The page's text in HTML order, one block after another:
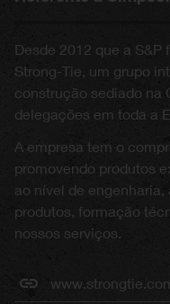
Desde 2012 que a S&P
Strong-Tie, um grupo
construção sediado na
delegações em toda a
A empresa tem o
promovendo produtos
ao nível de
produtos, formação
nossos serviços.